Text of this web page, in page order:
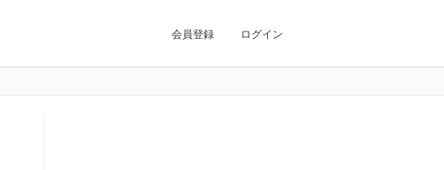
会員登録 ログイン